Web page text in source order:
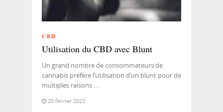
CBD
Utilisation du CBD avec Blunt
Un grand nombre de consommateurs de
cannabis préfère l’utilisation d’un blunt pour de
multiples raisons.…
20 février 2023